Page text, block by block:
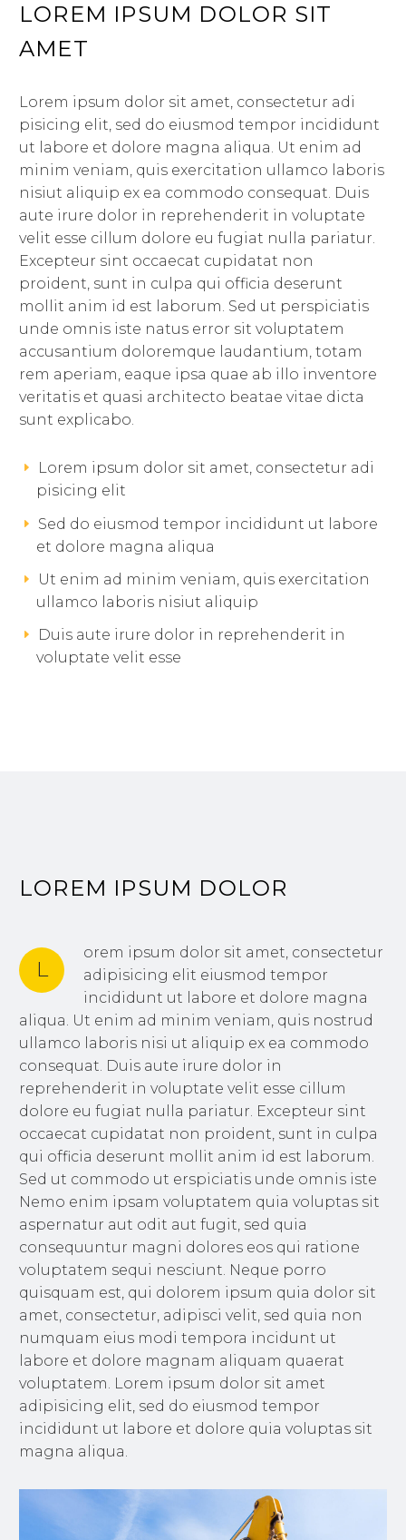
LOREM IPSUM DOLOR SIT
AMET
Lorem ipsum dolor sit amet, consectetur adi
pisicing elit, sed do eiusmod tempor incididunt
ut labore et dolore magna aliqua. Ut enim ad
minim veniam, quis exercitation ullamco laboris
nisiut aliquip ex ea commodo consequat. Duis
aute irure dolor in reprehenderit in voluptate
velit esse cillum dolore eu fugiat nulla pariatur.
Excepteur sint occaecat cupidatat non
proident, sunt in culpa qui officia deserunt
mollit anim id est laborum. Sed ut perspiciatis
unde omnis iste natus error sit voluptatem
accusantium doloremque laudantium, totam
rem aperiam, eaque ipsa quae ab illo inventore
veritatis et quasi architecto beatae vitae dicta
sunt explicabo.
Lorem ipsum dolor sit amet, consectetur adi
pisicing elit
Sed do eiusmod tempor incididunt ut labore
et dolore magna aliqua
Ut enim ad minim veniam, quis exercitation
ullamco laboris nisiut aliquip
Duis aute irure dolor in reprehenderit in
voluptate velit esse
LOREM IPSUM DOLOR
L
orem ipsum dolor sit amet, consectetur
adipisicing elit eiusmod tempor
incididunt ut labore et dolore magna
aliqua. Ut enim ad minim veniam, quis nostrud
ullamco laboris nisi ut aliquip ex ea commodo
consequat. Duis aute irure dolor in
reprehenderit in voluptate velit esse cillum
dolore eu fugiat nulla pariatur. Excepteur sint
occaecat cupidatat non proident, sunt in culpa
qui officia deserunt mollit anim id est laborum.
Sed ut commodo ut erspiciatis unde omnis iste
Nemo enim ipsam voluptatem quia voluptas sit
aspernatur aut odit aut fugit, sed quia
consequuntur magni dolores eos qui ratione
voluptatem sequi nesciunt. Neque porro
quisquam est, qui dolorem ipsum quia dolor sit
amet, consectetur, adipisci velit, sed quia non
numquam eius modi tempora incidunt ut
labore et dolore magnam aliquam quaerat
voluptatem. Lorem ipsum dolor sit amet
adipisicing elit, sed do eiusmod tempor
incididunt ut labore et dolore quia voluptas sit
magna aliqua.